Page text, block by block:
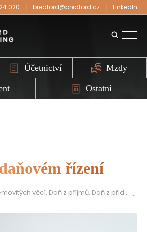
020 bredford@bredford.cz LinkedIn
Účetnictví Mzdy
Ostatní
řízení
věcí, Daň z příjmů, Daň z přidané hodnoty